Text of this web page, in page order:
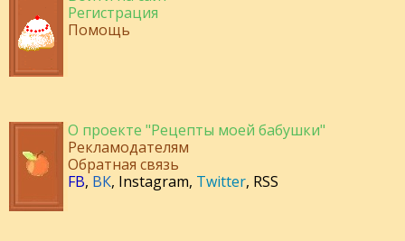
Регистрация
Помощь
О проекте "Рецепты моей бабушки"
Рекламодателям
Обратная связь
FB, ВК, Instagram, Twitter, RSS